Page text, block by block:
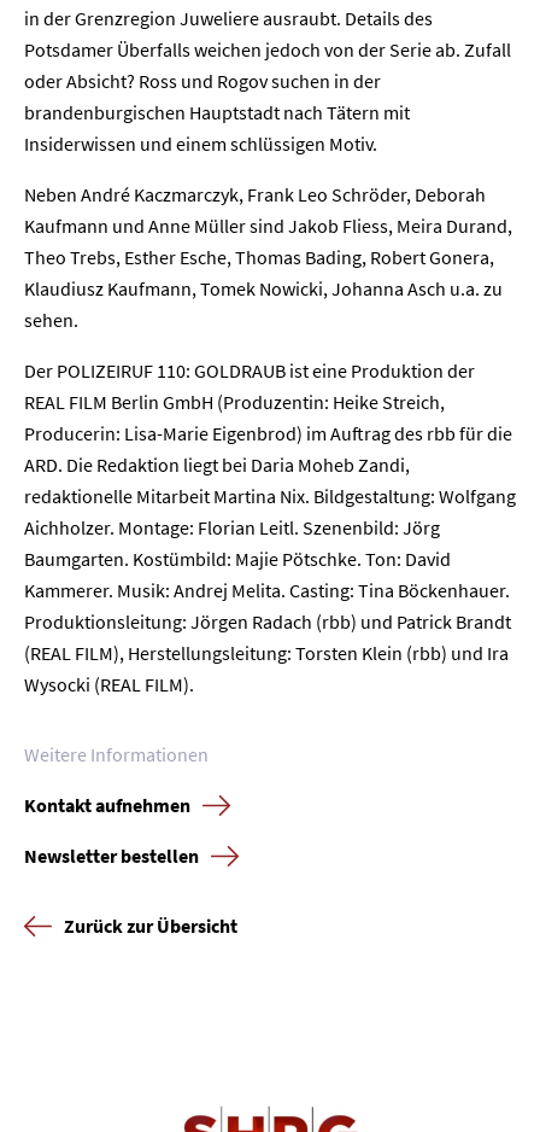
in der Grenzregion Juweliere ausraubt. Details des
Potsdamer Überfalls weichen jedoch von der Serie ab. Zufall
oder Absicht? Ross und Rogov suchen in der
brandenburgischen Hauptstadt nach Tätern mit
Insiderwissen und einem schlüssigen Motiv.
Neben André Kaczmarczyk, Frank Leo Schröder, Deborah
Kaufmann und Anne Müller sind Jakob Fliess, Meira Durand,
Theo Trebs, Esther Esche, Thomas Bading, Robert Gonera,
Klaudiusz Kaufmann, Tomek Nowicki, Johanna Asch u.a. zu
sehen.
Der POLIZEIRUF 110: GOLDRAUB ist eine Produktion der
REAL FILM Berlin GmbH (Produzentin: Heike Streich,
Producerin: Lisa-Marie Eigenbrod) im Auftrag des rbb für die
ARD. Die Redaktion liegt bei Daria Moheb Zandi,
redaktionelle Mitarbeit Martina Nix. Bildgestaltung: Wolfgang
Aichholzer. Montage: Florian Leitl. Szenenbild: Jörg
Baumgarten. Kostümbild: Majie Pötschke. Ton: David
Kammerer. Musik: Andrej Melita. Casting: Tina Böckenhauer.
Produktionsleitung: Jörgen Radach (rbb) und Patrick Brandt
(REAL FILM), Herstellungsleitung: Torsten Klein (rbb) und Ira
Wysocki (REAL FILM).
Weitere Informationen
Kontakt aufnehmen
Newsletter bestellen
Zurück zur Übersicht
Home
Unternehmen
Presse
Karriere
Kontakt
Newsletter Datenschutz Impressum